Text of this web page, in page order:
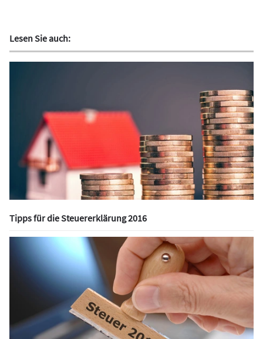
Lesen Sie auch:
Tipps für die Steuererklärung 2016